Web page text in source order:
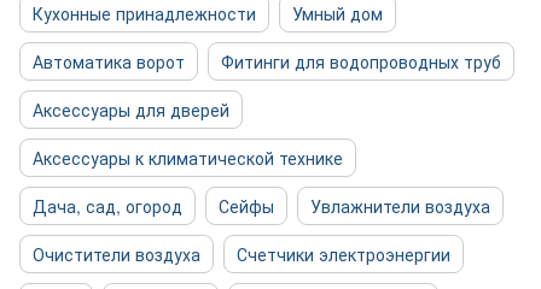
Кухонные принадлежности
Умный дом
Автоматика ворот
Фитинги для водопроводных труб
Аксессуары для дверей
Аксессуары к климатической технике
Дача, сад, огород
Сейфы
Увлажнители воздуха
Очистители воздуха
Счетчики электроэнергии